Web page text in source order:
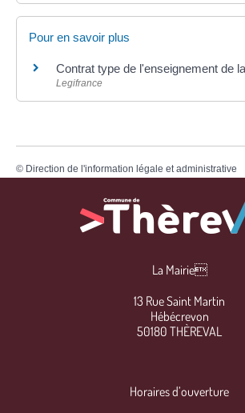
Pour en savoir plus
Contrat type de l'enseignement de
Legifrance
© Direction de l'information légale et administrative
La Mairie
13 Rue Saint Martin
Hébécrevon
50180 THÈREVAL
Horaires d’ouverture